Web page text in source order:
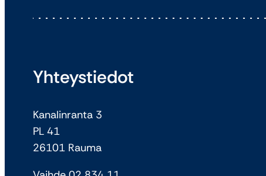
Yhteystiedot
Kanalinranta 3
PL 41
26101 Rauma